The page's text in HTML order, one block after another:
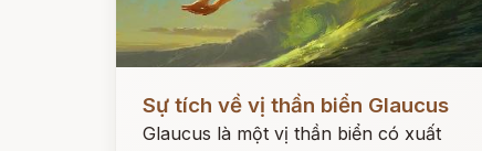
Sự tích về vị thần biển Glaucus
Glaucus là một vị thần biển có xuất